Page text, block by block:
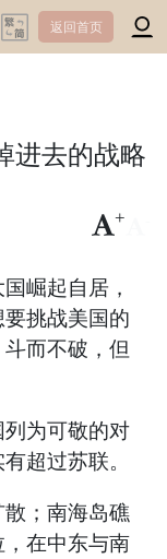
返回首页
进去的战略
+
崛起自居，
挑战美国的
而不破，但
为可敬的对
超过苏联。
；南海岛礁
在中东与南